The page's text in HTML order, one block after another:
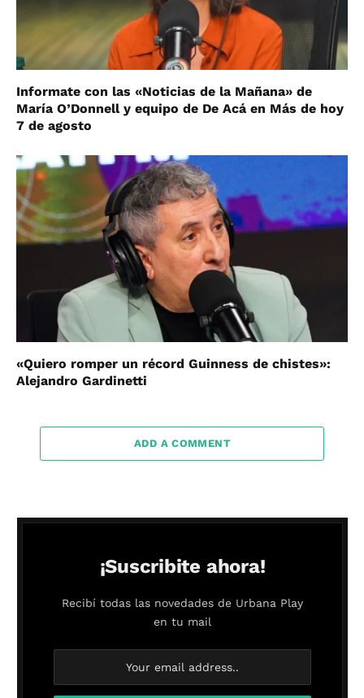
Informate con las «Noticias de la Mañana» de
María O’Donnell y equipo de De Acá en Más de hoy
7 de agosto
«Quiero romper un récord Guinness de chistes»:
Alejandro Gardinetti
ADD A COMMENT
¡Suscribite ahora!
Recibí todas las novedades de Urbana Play
en tu mail